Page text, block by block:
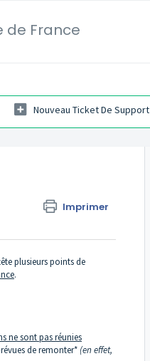
de France
Nouveau Ticket De Support
Imprimer
plusieurs points de
.
ne sont pas réunies
de remonter*(en effet,